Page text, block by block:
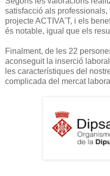
satisfacció als
projecte ACTIVA'T, i els
és notable, igual que els
Finalment, de les 22
aconseguit la inserció
les característiques del
complicada del mercat